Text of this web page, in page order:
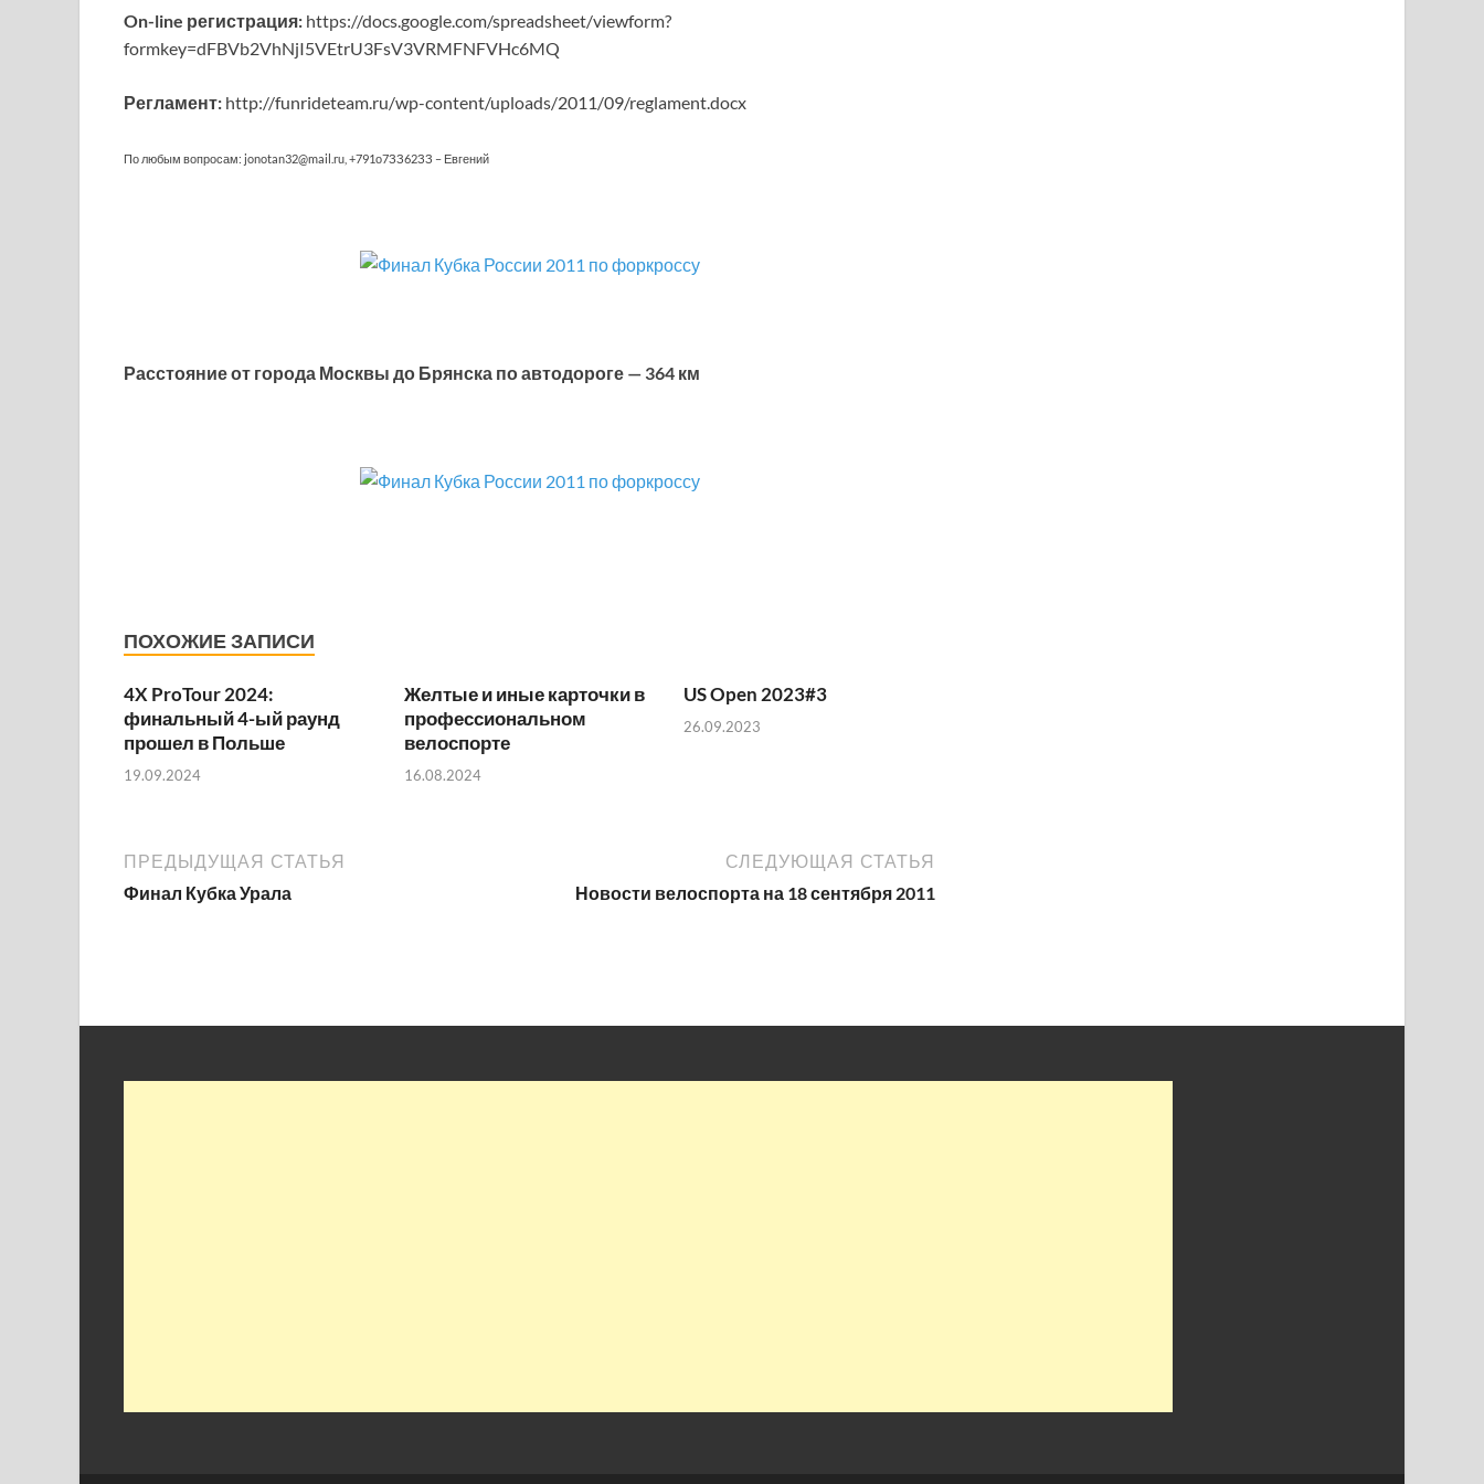
On-line регистрация: https://docs.google.com/spreadsheet/viewform?
formkey=dFBVb2VhNjI5VEtrU3FsV3VRMFNFVHc6MQ
Регламент: http://funrideteam.ru/wp-content/uploads/2011/09/reglament.docx
По любым вопросам: jonotan32@mail.ru, +791о7ЗЗ62ЗЗ – Евгений
Расстояние от города Москвы до Брянска по автодороге — 364 км
ПОХОЖИЕ ЗАПИСИ
4X ProTour 2024:
финальный 4-ый раунд
прошел в Польше
19.09.2024
Желтые и иные карточки в
профессиональном
велоспорте
16.08.2024
US Open 2023#3
26.09.2023
ПРЕДЫДУЩАЯ СТАТЬЯ
Финал Кубка Урала
СЛЕДУЮЩАЯ СТАТЬЯ
Новости велоспорта на 18 сентября 2011